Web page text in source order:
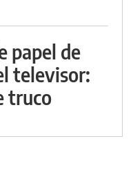
papel de
televisor:
truco